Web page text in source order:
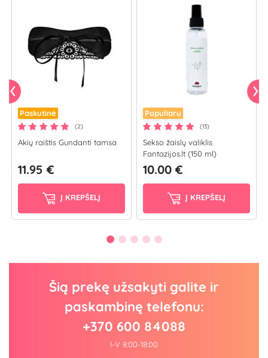
Paskutinė
(2)
Akių raištis Gundanti tamsa
11.95 €
Į KREPŠELĮ
Populiaru
(13)
Sekso žaislų valiklis
Fantazijos.lt (150 ml)
10.00 €
Į KREPŠELĮ
Šią prekę užsakyti galite ir
paskambinę telefonu:
+370 600 84088
I-V 8:00-18:00